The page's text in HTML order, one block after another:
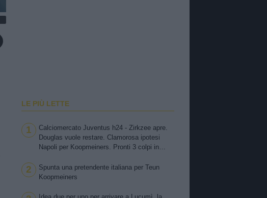
LE PIÙ LETTE
1
Calciomercato Juventus h24 - Zirkzee apre.
Douglas vuole restare. Clamorosa ipotesi
Napoli per Koopmeiners. Pronti 3 colpi in
Kessiè? Cambiaso, futuro incerto. Nico-Inter,
pista fredda
2
Spunta una pretendente italiana per Teun
Koopmeiners